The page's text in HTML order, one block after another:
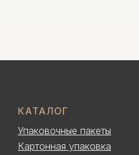
КАТАЛОГ
Упаковочные пакеты
Картонная упаковка